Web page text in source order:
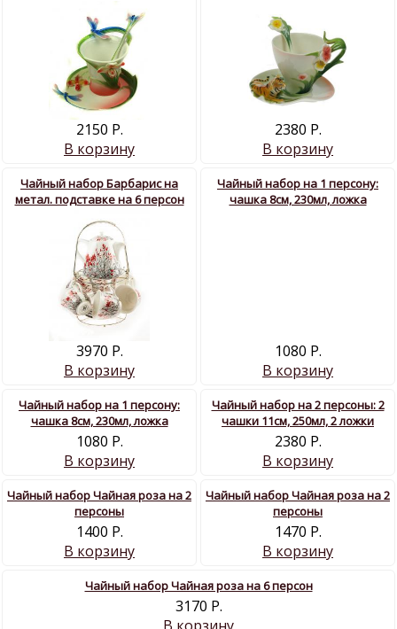
2150 Р.
В корзину
2380 Р.
В корзину
Чайный набор Барбарис на
метал. подставке на 6 персон
3970 Р.
В корзину
Чайный набор на 1 персону:
чашка 8см, 230мл, ложка
1080 Р.
В корзину
Чайный набор на 1 персону:
чашка 8см, 230мл, ложка
1080 Р.
В корзину
Чайный набор на 2 персоны: 2
чашки 11cм, 250мл, 2 ложки
2380 Р.
В корзину
Чайный набор Чайная роза на 2
персоны
1400 Р.
В корзину
Чайный набор Чайная роза на 2
персоны
1470 Р.
В корзину
Чайный набор Чайная роза на 6 персон
3170 Р.